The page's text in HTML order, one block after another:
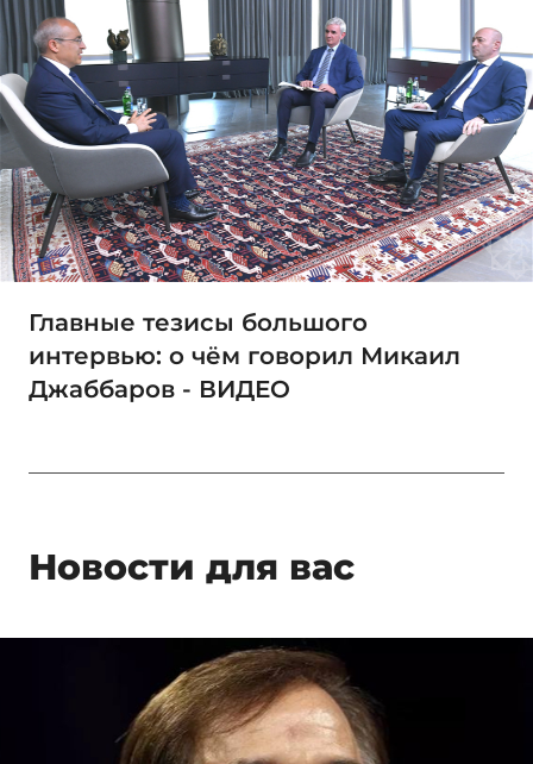
Главные тезисы большого
интервью: о чём говорил Микаил
Джаббаров - ВИДЕО
Новости для вас